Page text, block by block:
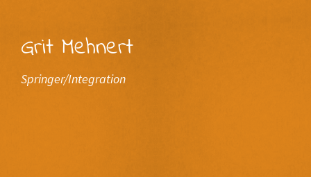
Grit Mehnert
Springer/Integration